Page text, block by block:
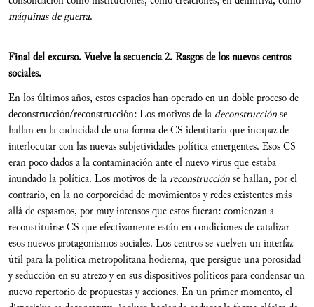
máquinas de guerra.
Final del excurso. Vuelve la secuencia 2. Rasgos de los nuevos centros
sociales.
En los últimos años, estos espacios han operado en un doble proceso de
deconstrucción/reconstrucción: Los motivos de la deconstrucciónse
hallan en la caducidad de una forma de CS identitaria que incapaz de
interlocutar con las nuevas subjetividades política emergentes. Esos CS
eran poco dados a la contaminación ante el nuevo virus que estaba
inundado la política. Los motivos de lareconstrucciónse hallan, por el
contrario, en la no corporeidad de movimientos y redes existentes más
allá de espasmos, por muy intensos que estos fueran: comienzan a
reconstituirse CS que efectivamente están en condiciones de catalizar
esos nuevos protagonismos sociales. Los centros se vuelven un interfaz
útil para la política metropolitana hodierna, que persigue una porosidad
y seducción en su atrezo y en sus dispositivos políticos para condensar un
nuevo repertorio de propuestas y acciones. En un primer momento, el